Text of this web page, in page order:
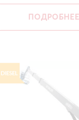
ПОДРОБНЕЕ